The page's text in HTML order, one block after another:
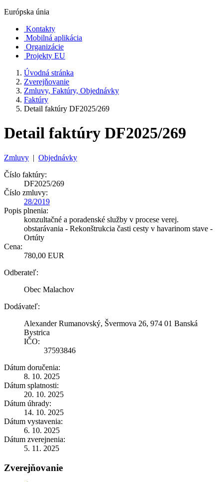
Európska únia
Kontakty
Mobilná aplikácia
Organizácie
Projekty EU
Úvodná stránka
Zverejňovanie
Zmluvy, Faktúry, Objednávky
Faktúry
Detail faktúry DF2025/269
Detail faktúry DF2025/269
Zmluvy | Objednávky
Číslo faktúry:
DF2025/269
Číslo zmluvy:
28/2019
Popis plnenia:
konzultačné a poradenské služby v procese verej.
obstarávania - Rekonštrukcia časti cesty v havarinom stave -
Ortúty
Cena:
780,00 EUR
Odberateľ:
Obec Malachov
Dodávateľ:
Alexander Rumanovský, Švermova 26, 974 01 Banská
Bystrica
IČO:
37593846
Dátum doručenia:
8. 10. 2025
Dátum splatnosti:
20. 10. 2025
Dátum úhrady:
14. 10. 2025
Dátum vystavenia:
6. 10. 2025
Dátum zverejnenia:
5. 11. 2025
Zverejňovanie